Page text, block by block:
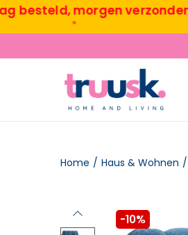
morgen verzonden
Home / Haus & Wohnen /
-10%